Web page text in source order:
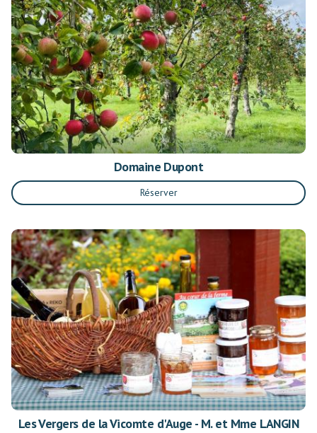
Domaine Dupont
Réserver
Les Vergers de la Vicomte d'Auge - M. et Mme LANGIN